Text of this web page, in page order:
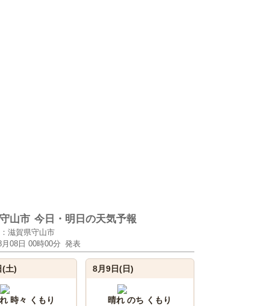
山市 今日・明日の天気予報
滋賀県守山市
08日 00時00分 発表
(土)
時々 くもり
8月9日(日)
晴れ のち くもり